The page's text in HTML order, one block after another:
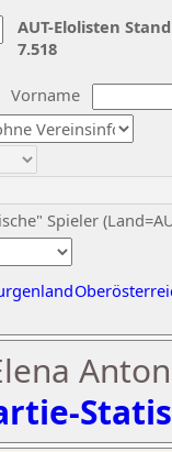
Vorname
Spieler
AUT-Elolisten
7.518